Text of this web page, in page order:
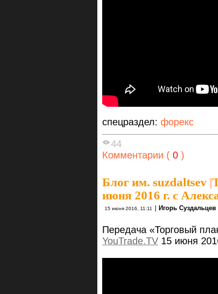
спецраздел: форекс
44
Комментарии ( 0 )
Блог им. suzdaltsev |
июня 2016 г. с
15 июня 2016, 11:11 | Игорь Суздальцев
Передача «Торговый
YouTrade.TV 15 июня